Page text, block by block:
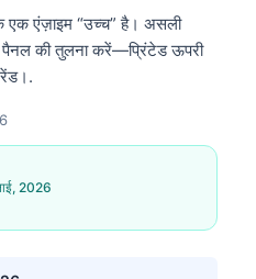
एक एंज़ाइम “उच्च” है। असली
पैनल की तुलना करें—प्रिंटेड ऊपरी
2026